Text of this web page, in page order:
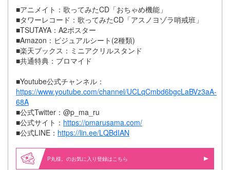
■アニメイト：歌ってみたCD「おちゃめ機能」
■タワーレコード：歌ってみたCD「アスノヨゾラ哨戒班」
■TSUTAYA：A2ポスター
■Amazon：ビジュアルシート(2種類)
■楽天ブックス：ミニアクリルスタンド
■共通特典：ブロマイド
■Youtube公式チャンネル：
https://www.youtube.com/channel/UCLqCmbd6bgcLaBVz3aA-
68A
■公式Twitter：@p_ma_ru
■公式サイト： https://pmarusama.com/
■公式LINE： https://lin.ee/LQBdIAN
P丸様。のお気に入り登録はこちら